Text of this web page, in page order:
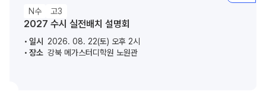
N수 고3
2027 수시 실전배치 설명회
일시 2026. 08. 22(토) 오후 2시
장소 강북 메가스터디학원 노원관